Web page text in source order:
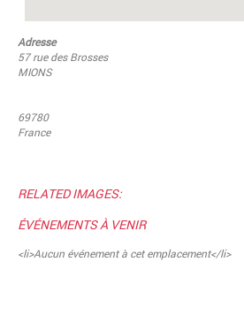
Adresse
57 rue des Brosses
MIONS
69780
France
RELATED IMAGES:
ÉVÉNEMENTS À VENIR
<li>Aucun événement à cet emplacement</li>